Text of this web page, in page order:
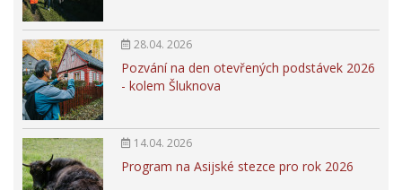
28.04. 2026
Pozvání na den otevřených podstávek 2026
- kolem Šluknova
14.04. 2026
Program na Asijské stezce pro rok 2026